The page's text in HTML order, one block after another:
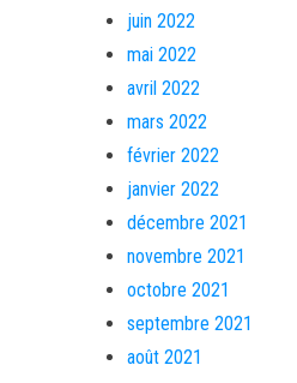
juin 2022
mai 2022
avril 2022
mars 2022
février 2022
janvier 2022
décembre 2021
novembre 2021
octobre 2021
septembre 2021
août 2021